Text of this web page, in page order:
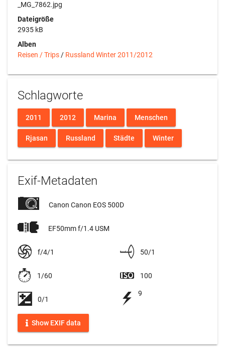
_MG_7862.jpg
Dateigröße
2935 kB
Alben
Reisen / Trips / Russland Winter 2011/2012
Schlagworte
2011 2012 Marina Menschen
Rjasan Russland Städte Winter
Exif-Metadaten
Canon Canon EOS 500D
EF50mm f/1.4 USM
f/4/1 50/1
1/60 100
0/1
9
Show EXIF data